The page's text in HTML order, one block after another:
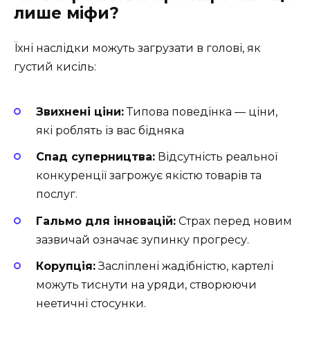
лише міфи?
Їхні наслідки можуть загрузати в голові, як
густий кисіль:
Звихнені ціни:Типова поведінка — ціни,
які роблять із вас бідняка
Спад суперництва: Відсутність реальної
конкуренції загрожує якістю товарів та
послуг.
Гальмо для інновацій: Страх перед новим
зазвичай означає зупинку прогресу.
Корупція:Засліплені жадібністю, картелі
можуть тиснути на уряди, створюючи
неетичні стосунки.